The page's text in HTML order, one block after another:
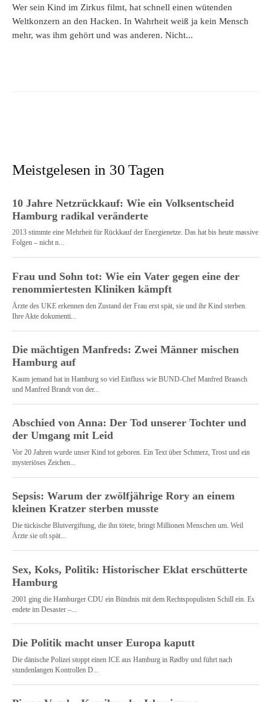
Wer sein Kind im Zirkus filmt, hat schnell einen wütenden
Weltkonzern an den Hacken. In Wahrheit weiß ja kein Mensch
mehr, was ihm gehört und was anderen. Nicht...
Meistgelesen in 30 Tagen